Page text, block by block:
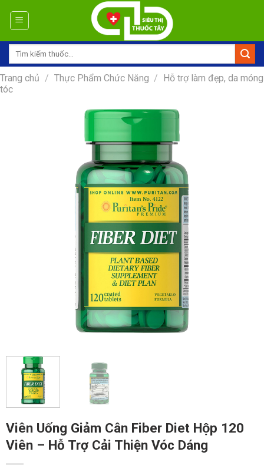
Tìm
Trang chủ / Thực Phẩm Chức Năng / Hỗ trợ làm đẹp, da móng
tóc
Viên Uống Giảm Cân Fiber Diet Hộp 120
Viên – Hỗ Trợ Cải Thiện Vóc Dáng